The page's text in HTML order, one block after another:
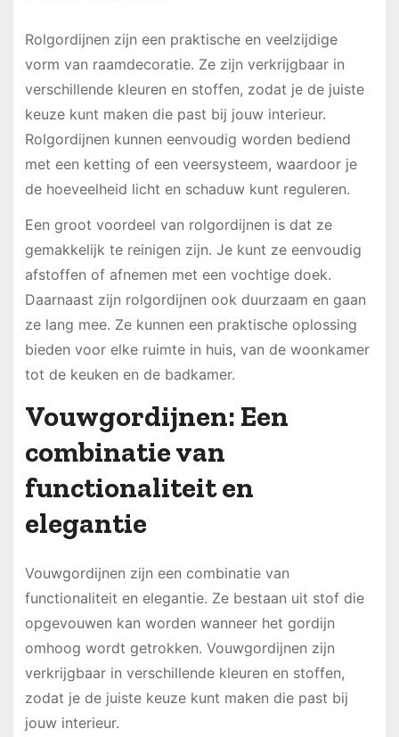
Rolgordijnen zijn een praktische en veelzijdige
vorm van raamdecoratie. Ze zijn verkrijgbaar in
verschillende kleuren en stoffen, zodat je de juiste
keuze kunt maken die past bij jouw interieur.
Rolgordijnen kunnen eenvoudig worden bediend
met een ketting of een veersysteem, waardoor je
de hoeveelheid licht en schaduw kunt reguleren.
Een groot voordeel van rolgordijnen is dat ze
gemakkelijk te reinigen zijn. Je kunt ze eenvoudig
afstoffen of afnemen met een vochtige doek.
Daarnaast zijn rolgordijnen ook duurzaam en gaan
ze lang mee. Ze kunnen een praktische oplossing
bieden voor elke ruimte in huis, van de woonkamer
tot de keuken en de badkamer.
Vouwgordijnen: Een
combinatie van
functionaliteit en
elegantie
Vouwgordijnen zijn een combinatie van
functionaliteit en elegantie. Ze bestaan uit stof die
opgevouwen kan worden wanneer het gordijn
omhoog wordt getrokken. Vouwgordijnen zijn
verkrijgbaar in verschillende kleuren en stoffen,
zodat je de juiste keuze kunt maken die past bij
jouw interieur.